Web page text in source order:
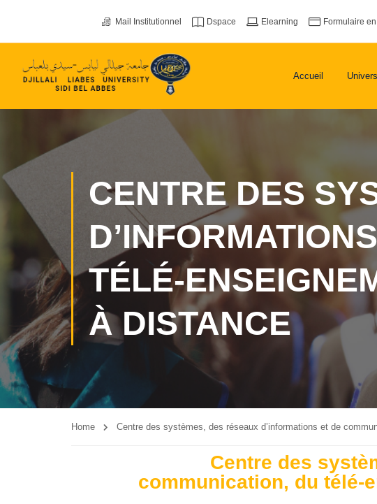
Mail Institutionnel Dspace Elearning Formulaire
Accueil
CENTRE DES
TÉLÉ-
À DISTANCE
Home Centre des systèmes, des réseaux d’informations et de
Centre des
communication, du télé-